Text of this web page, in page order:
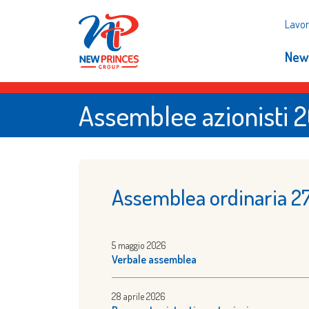
Assemblee azionisti
Assemblea ordinaria
Verbale assemblea
5 maggio 2026
28 aprile 2026